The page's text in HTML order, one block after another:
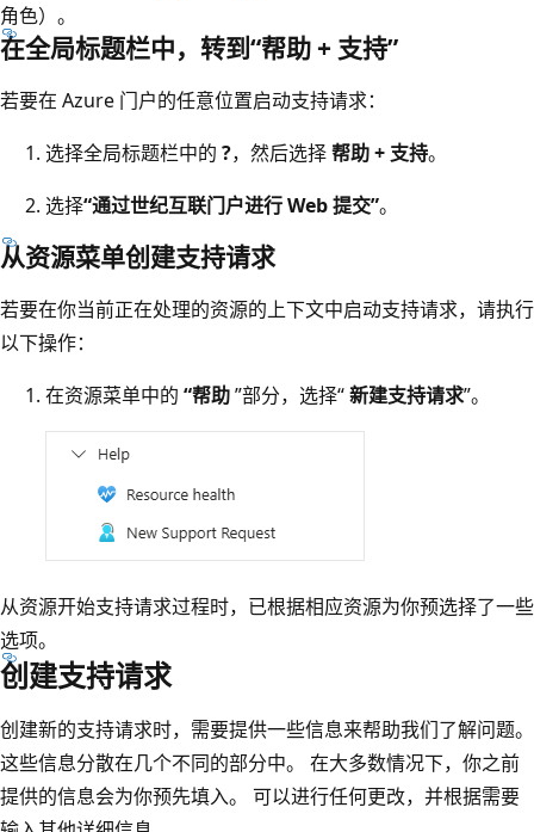
角色）。
在全局标题栏中，转到“帮助 + 支持”
若要在 Azure 门户的任意位置启动支持请求：
选择全局标题栏中的 ?，然后选择帮助 + 支持。
选择“通过世纪互联门户进行 Web 提交”。
从资源菜单创建支持请求
若要在你当前正在处理的资源的上下文中启动支持请求，请执行
以下操作：
在资源菜单中的 “帮助”部分，选择“新建支持请求”。
从资源开始支持请求过程时，已根据相应资源为你预选择了一些
选项。
创建支持请求
创建新的支持请求时，需要提供一些信息来帮助我们了解问题。
这些信息分散在几个不同的部分中。 在大多数情况下，你之前
提供的信息会为你预先填入。 可以进行任何更改，并根据需要